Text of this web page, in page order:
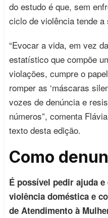
do estudo é que, sem
ciclo de violência tende a
“Evocar a vida, em vez
estatístico que compõe
violações, cumpre o
romper as ‘máscaras
vozes de denúncia e
números”, comenta
texto desta edição.
Como
É possível pedir ajuda
violência doméstica e
de Atendimento à